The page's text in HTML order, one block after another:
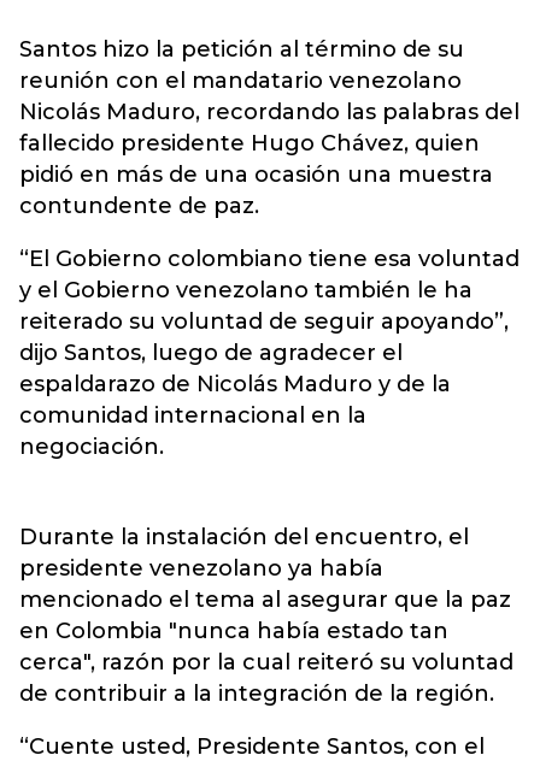
Santos hizo la petición al término de su
reunión con el mandatario venezolano
Nicolás Maduro, recordando las palabras del
fallecido presidente Hugo Chávez, quien
pidió en más de una ocasión una muestra
contundente de paz.
“El Gobierno colombiano tiene esa voluntad
y el Gobierno venezolano también le ha
reiterado su voluntad de seguir apoyando”,
dijo Santos, luego de agradecer el
espaldarazo de Nicolás Maduro y de la
comunidad internacional en la
negociación.
Durante la instalación del encuentro, el
presidente venezolano ya había
mencionado el tema al asegurar que la paz
en Colombia "nunca había estado tan
cerca", razón por la cual reiteró su voluntad
de contribuir a la integración de la región.
“Cuente usted, Presidente Santos, con el